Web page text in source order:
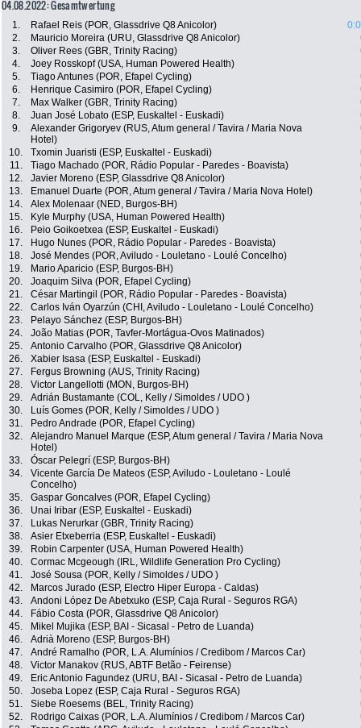
04.08.2022: Gesamtwertung
1. Rafael Reis (POR, Glassdrive Q8 Anicolor)
2.
Mauricio Moreira (URU, Glassdrive Q8 Anicolor)
3.
Oliver Rees (GBR, Trinity Racing)
4.
Joey Rosskopf (USA, Human Powered Health)
5.
Tiago Antunes (POR, Efapel Cycling)
6.
Henrique Casimiro (POR, Efapel Cycling)
7.
Max Walker (GBR, Trinity Racing)
8.
Juan José Lobato (ESP, Euskaltel - Euskadi)
9.
Alexander Grigoryev (RUS, Atum general / Tavira / Maria Nova
Hotel)
10. Txomin Juaristi (ESP, Euskaltel - Euskadi)
11.
Tiago Machado (POR, Rádio Popular - Paredes - Boavista)
12.
Javier Moreno (ESP, Glassdrive Q8 Anicolor)
13.
Emanuel Duarte (POR, Atum general / Tavira / Maria Nova Hotel)
14.
Alex Molenaar (NED, Burgos-BH)
15.
Kyle Murphy (USA, Human Powered Health)
16.
Peio Goikoetxea (ESP, Euskaltel - Euskadi)
17.
Hugo Nunes (POR, Rádio Popular - Paredes - Boavista)
18.
José Mendes (POR, Aviludo - Louletano - Loulé Concelho)
19.
Mario Aparicio (ESP, Burgos-BH)
20.
Joaquim Silva (POR, Efapel Cycling)
21.
César Martingil (POR, Rádio Popular - Paredes - Boavista)
22.
Carlos Iván Oyarzún (CHI, Aviludo - Louletano - Loulé Concelho)
23.
Pelayo Sánchez (ESP, Burgos-BH)
24.
João Matias (POR, Tavfer-Mortágua-Ovos Matinados)
25.
Antonio Carvalho (POR, Glassdrive Q8 Anicolor)
26.
Xabier Isasa (ESP, Euskaltel - Euskadi)
27.
Fergus Browning (AUS, Trinity Racing)
28.
Victor Langellotti (MON, Burgos-BH)
29.
Adrián Bustamante (COL, Kelly / Simoldes / UDO )
30.
Luís Gomes (POR, Kelly / Simoldes / UDO )
31.
Pedro Andrade (POR, Efapel Cycling)
32.
Alejandro Manuel Marque (ESP, Atum general / Tavira / Maria Nova
Hotel)
33. Óscar Pelegrí (ESP, Burgos-BH)
34.
Vicente García De Mateos (ESP, Aviludo - Louletano - Loulé
Concelho)
35. Gaspar Goncalves (POR, Efapel Cycling)
36.
Unai Iribar (ESP, Euskaltel - Euskadi)
37.
Lukas Nerurkar (GBR, Trinity Racing)
38.
Asier Etxeberria (ESP, Euskaltel - Euskadi)
39.
Robin Carpenter (USA, Human Powered Health)
40.
Cormac Mcgeough (IRL, Wildlife Generation Pro Cycling)
41.
José Sousa (POR, Kelly / Simoldes / UDO )
42.
Marcos Jurado (ESP, Electro Hiper Europa - Caldas)
43.
Andoni López De Abetxuko (ESP, Caja Rural - Seguros RGA)
44.
Fábio Costa (POR, Glassdrive Q8 Anicolor)
45.
Mikel Mujika (ESP, BAI - Sicasal - Petro de Luanda)
46.
Adrià Moreno (ESP, Burgos-BH)
47.
André Ramalho (POR, L.A. Alumínios / Credibom / Marcos Car)
48.
Victor Manakov (RUS, ABTF Betão - Feirense)
49.
Eric Antonio Fagundez (URU, BAI - Sicasal - Petro de Luanda)
50.
Joseba Lopez (ESP, Caja Rural - Seguros RGA)
51.
Siebe Roesems (BEL, Trinity Racing)
52.
Rodrigo Caixas (POR, L.A. Alumínios / Credibom / Marcos Car)